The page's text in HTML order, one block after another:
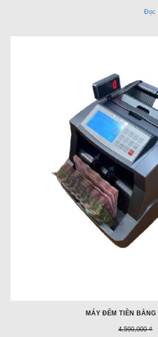
Đọc
MÁY ĐẾM TIỀN BẰNG
Giá
4,590,000 ₫